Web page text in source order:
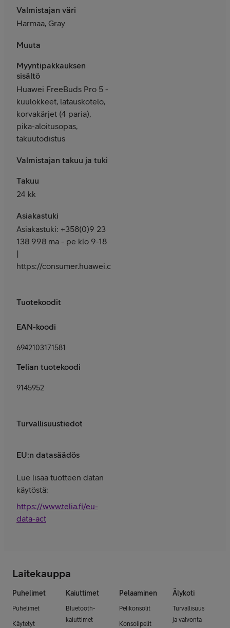
Valmistajan väri
Harmaa, Gray
Muuta
Myyntipakkauksen
sisältö
Huawei FreeBuds Pro 5 -
kuulokkeet, latauskotelo,
korvakärjet (4 paria),
pika-aloitusopas,
takuutodistus
Valmistajan takuu ja tuki
Takuu
24 kk
Asiakastuki
Asiakastuki: +358(0)9 23
138 998 ma - pe klo 9-18
|
https://consumer.huawei.com/fi/support/
Tuotekoodit
EAN-koodi
6942103171581
Telian tuotekoodi
9145952
Turvallisuustiedot
EU:n datasäädös
Lue lisää tuotteen datan
käytöstä:
https://www.telia.fi/eu-
data-act
Laitekauppa
Puhelimet
Puhelimet
Käytetyt
Kaiuttimet
Bluetooth-
kaiuttimet
Pelaaminen
Pelikonsolit
Konsolipelit
Älykoti
Turvallisuus
ja valvonta